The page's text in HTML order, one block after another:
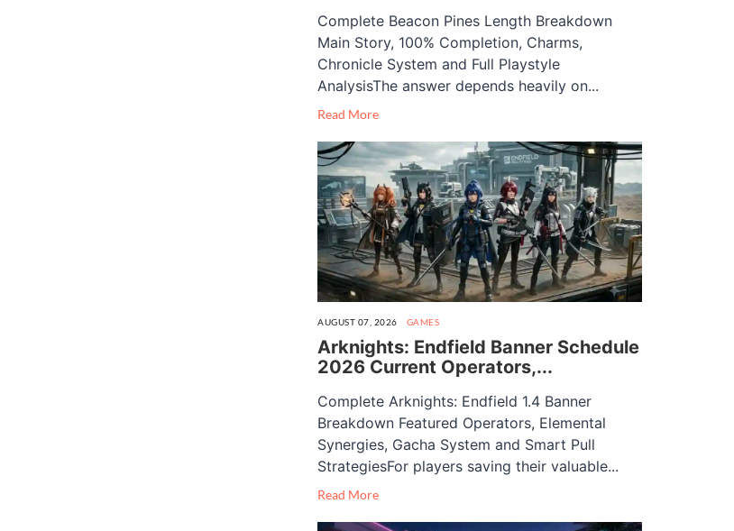
Complete Beacon Pines Length Breakdown
Main Story, 100% Completion, Charms,
Chronicle System and Full Playstyle
AnalysisThe answer depends heavily on...
Read More
AUGUST 07, 2026 GAMES
Arknights: Endfield Banner Schedule
2026 Current Operators,...
Complete Arknights: Endfield 1.4 Banner
Breakdown Featured Operators, Elemental
Synergies, Gacha System and Smart Pull
StrategiesFor players saving their valuable...
Read More